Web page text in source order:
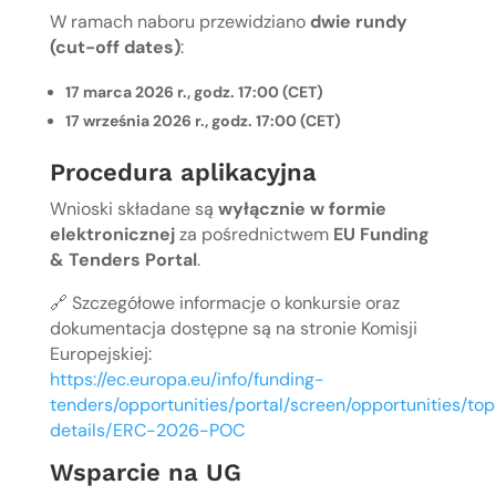
W ramach naboru przewidziano dwie rundy
(cut-off dates):
17 marca 2026 r., godz. 17:00 (CET)
17 września 2026 r., godz. 17:00 (CET)
Procedura aplikacyjna
Wnioski składane są wyłącznie w formie
elektronicznejza pośrednictwem EU Funding
& Tenders Portal.
🔗 Szczegółowe informacje o konkursie oraz
dokumentacja dostępne są na stronie Komisji
Europejskiej:
https://ec.europa.eu/info/funding-
tenders/opportunities/portal/screen/opportunities/
details/ERC-2026-POC
Wsparcie na UG